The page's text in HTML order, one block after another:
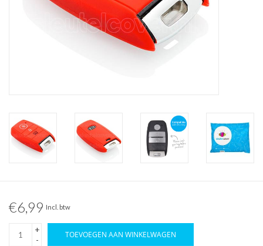
€6,99 Incl. btw
+
-
TOEVOEGEN AAN WINKELWAGEN